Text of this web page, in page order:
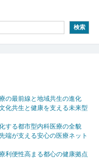
検索
の最前線と地域共生の進化
化共生と健康を支える未来型
する都市型内科医療の全貌
端が支える安心の医療ネット
利便性高まる都心の健康拠点